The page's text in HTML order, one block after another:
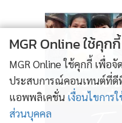
มั่นใจได้ว่าพอร์ตการลงทุน
ยั่งยืนไปพร้อมกับการเติบโ
CHINA จะมีการลงทุนในกอ
รับการบริหารจัดการโดยผู้
Fidelity International
ส่วนผู้ลงทุนที่ต้องการสร้างโ
MGR Online ใช้คุก
MGR Online ใช้คุกกี้ เพื่อ
ประสบการณ์คอนเทนต์ที่ดี
แอพพลิเคชั่น เงื่อนไขการ
ส่วนบุคคล